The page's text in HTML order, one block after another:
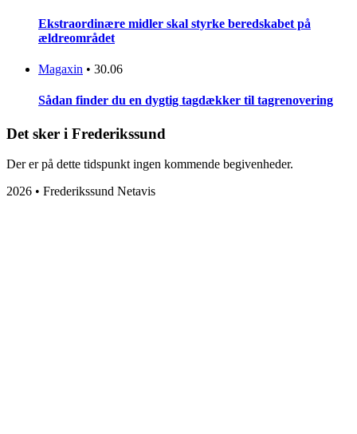
Ekstraordinære midler skal styrke beredskabet på
ældreområdet
Magaxin • 30.06
Sådan finder du en dygtig tagdækker til tagrenovering
Det sker i Frederikssund
Der er på dette tidspunkt ingen kommende begivenheder.
2026 • Frederikssund Netavis